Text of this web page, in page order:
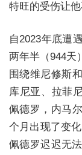
特旺的受伤让他
自2023年底遭
两年半（944天
围绕维尼修斯
库尼亚、拉菲
佩德罗，内马
个月出现了变
佩德罗迟迟无